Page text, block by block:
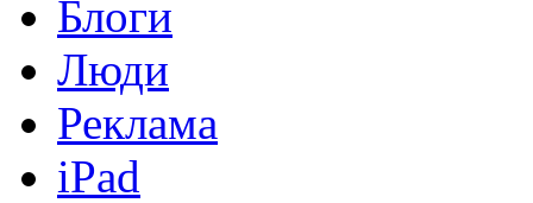
Блоги
Люди
Реклама
iPad